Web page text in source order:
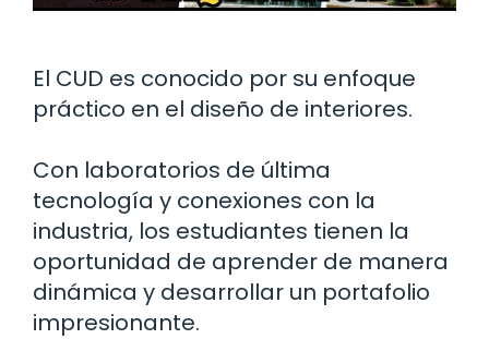
El CUD es conocido por su enfoque
práctico en el diseño de interiores.
Con laboratorios de última
tecnología y conexiones con la
industria, los estudiantes tienen la
oportunidad de aprender de manera
dinámica y desarrollar un portafolio
impresionante.